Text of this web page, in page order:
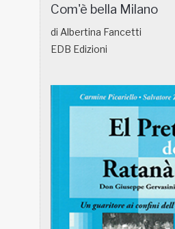
Com'è bella Milano
di Albertina Fancetti
EDB Edizioni